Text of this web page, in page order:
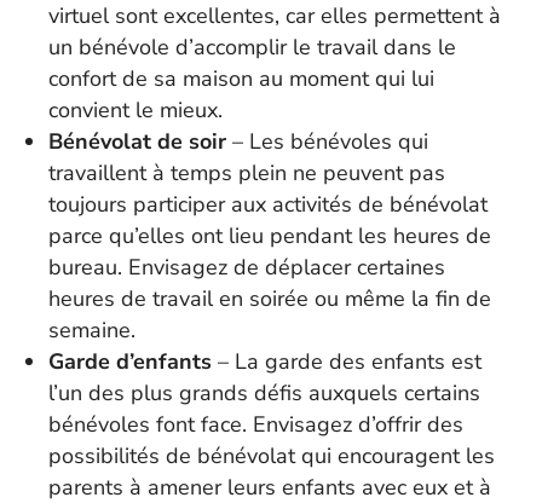
virtuel sont excellentes, car elles permettent à
un bénévole d’accomplir le travail dans le
confort de sa maison au moment qui lui
convient le mieux.
Bénévolat de soir – Les bénévoles qui
travaillent à temps plein ne peuvent pas
toujours participer aux activités de bénévolat
parce qu’elles ont lieu pendant les heures de
bureau. Envisagez de déplacer certaines
heures de travail en soirée ou même la fin de
semaine.
Garde d’enfants – La garde des enfants est
l’un des plus grands défis auxquels certains
bénévoles font face. Envisagez d’offrir des
possibilités de bénévolat qui encouragent les
parents à amener leurs enfants avec eux et à